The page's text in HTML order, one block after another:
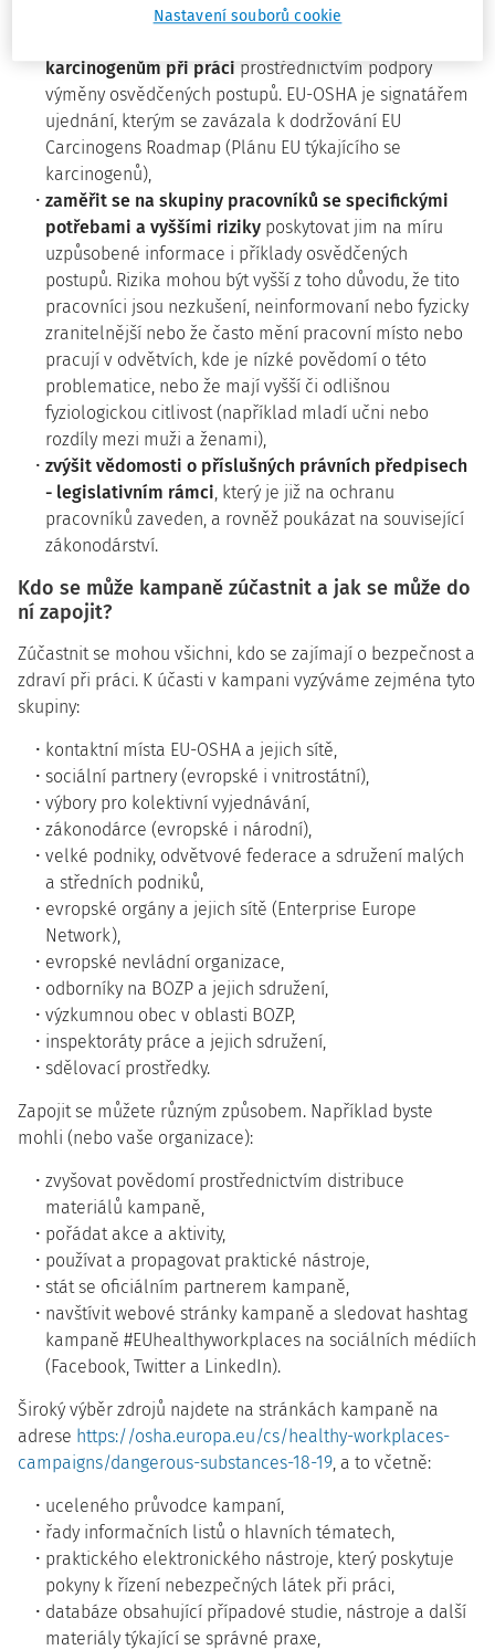
zvolen nejúčinnější druh opatření),
karcinogenům při práci prostřednictvím podpory
výměny osvědčených postupů. EU-OSHA je signatářem
ujednání, kterým se zavázala k dodržování EU
Carcinogens Roadmap (Plánu EU týkajícího se
karcinogenů),
zaměřit se na skupiny pracovníků se specifickými
potřebami a vyššími riziky poskytovat jim na míru
uzpůsobené informace i příklady osvědčených
postupů. Rizika mohou být vyšší z toho důvodu, že tito
pracovníci jsou nezkušení, neinformovaní nebo fyzicky
zranitelnější nebo že často mění pracovní místo nebo
pracují v odvětvích, kde je nízké povědomí o této
problematice, nebo že mají vyšší či odlišnou
fyziologickou citlivost (například mladí učni nebo
rozdíly mezi muži a ženami),
zvýšit vědomosti o příslušných právních předpisech
- legislativním rámci, který je již na ochranu
pracovníků zaveden, a rovněž poukázat na související
zákonodárství.
Kdo se může kampaně zúčastnit a jak se může do
ní zapojit?
Zúčastnit se mohou všichni, kdo se zajímají o bezpečnost a
zdraví při práci. K účasti v kampani vyzýváme zejména tyto
skupiny:
kontaktní místa EU-OSHA a jejich sítě,
sociální partnery (evropské i vnitrostátní),
výbory pro kolektivní vyjednávání,
zákonodárce (evropské i národní),
velké podniky, odvětvové federace a sdružení malých
a středních podniků,
evropské orgány a jejich sítě (Enterprise Europe
Network),
evropské nevládní organizace,
odborníky na BOZP a jejich sdružení,
výzkumnou obec v oblasti BOZP,
inspektoráty práce a jejich sdružení,
sdělovací prostředky.
Zapojit se můžete různým způsobem. Například byste
mohli (nebo vaše organizace):
zvyšovat povědomí prostřednictvím distribuce
materiálů kampaně,
pořádat akce a aktivity,
používat a propagovat praktické nástroje,
stát se oficiálním partnerem kampaně,
navštívit webové stránky kampaně a sledovat hashtag
kampaně #EUhealthyworkplaces na sociálních médiích
(Facebook, Twitter a LinkedIn).
Široký výběr zdrojů najdete na stránkách kampaně na
adrese https://osha.europa.eu/cs/healthy-workplaces-
campaigns/dangerous-substances-18-19, a to včetně:
uceleného průvodce kampaní,
řady informačních listů o hlavních tématech,
praktického elektronického nástroje, který poskytuje
pokyny k řízení nebezpečných látek při práci,
databáze obsahující případové studie, nástroje a další
materiály týkající se správné praxe,
Nastavení souborů cookie